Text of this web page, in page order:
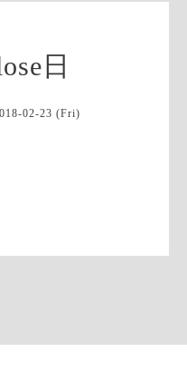
日
02-23 (Fri)